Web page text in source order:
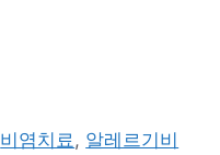
비염치료, 알레르기비